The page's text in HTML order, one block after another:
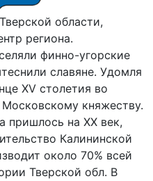
области,
региона.
финно-угорские
славяне. Удомля
XV столетия во
княжеству.
пришлось на XX век,
Калининской
около 70% всей
Тверской обл. В